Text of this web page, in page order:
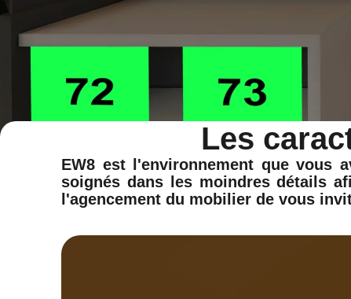
Les
EW8 est l'environnement que vous
soignés dans les moindres détails
l'agencement du mobilier de vous